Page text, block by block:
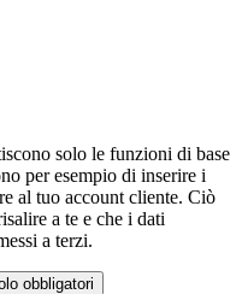
solo le funzioni di base
per esempio di inserire i
al tuo account cliente. Ciò
a te e che i dati
a terzi.
obbligatori